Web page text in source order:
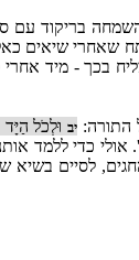
בריקוד עם
שאחרי שיאים
בכך - מיד
התורה: יבוּלְכֹל
כדי ללמד
לסיים בשיא